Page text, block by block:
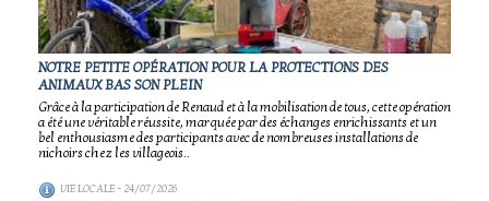
NOTRE PETITE OPÉRATION POUR LA PROTECTIONS DES
ANIMAUX BAS SON PLEIN
Grâce à la participation de Renaud et à la mobilisation de tous, cette opération
a été une véritable réussite, marquée par des échanges enrichissants et un
bel enthousiasme des participants avec de nombreuses installations de
nichoirs chez les villageois..
VIE LOCALE- 24/07/2026